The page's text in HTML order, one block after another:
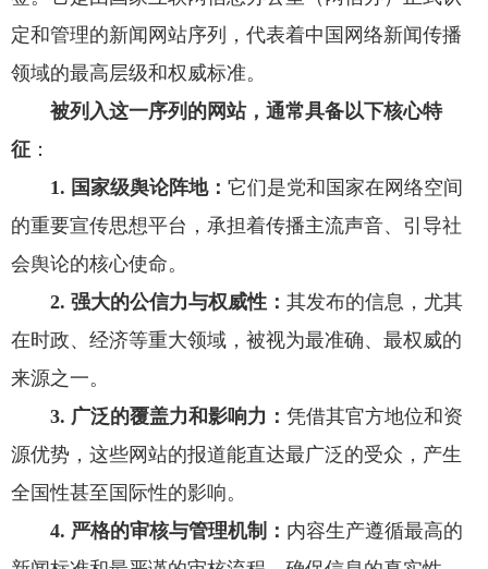
定和管理的新闻网站序列，代表着中国网络新闻传播
领域的最高层级和权威标准。
被列入这一序列的网站，通常具备以下核心特
征 ：
1. 国家级舆论阵地： 它们是党和国家在网络空间
的重要宣传思想平台，承担着传播主流声音、引导社
会舆论的核心使命。
2. 强大的公信力与权威性： 其发布的信息，尤其
在时政、经济等重大领域，被视为最准确、最权威的
来源之一。
3. 广泛的覆盖力和影响力： 凭借其官方地位和资
源优势，这些网站的报道能直达最广泛的受众，产生
全国性甚至国际性的影响。
4. 严格的审核与管理机制： 内容生产遵循最高的